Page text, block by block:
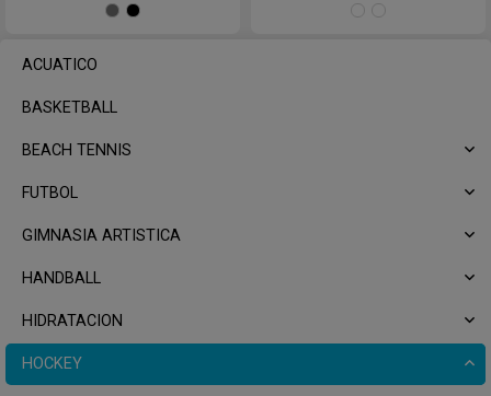
ACUATICO
BASKETBALL
BEACH TENNIS
FUTBOL
GIMNASIA ARTISTICA
HANDBALL
HIDRATACION
HOCKEY